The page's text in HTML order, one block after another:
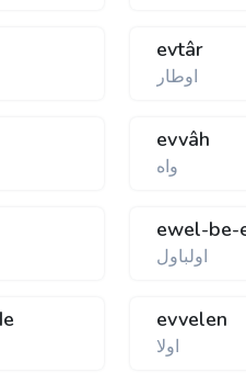
evtâr
اوطار
evvâh
واه
ewel-be-
اولباول
evvelen
اولا